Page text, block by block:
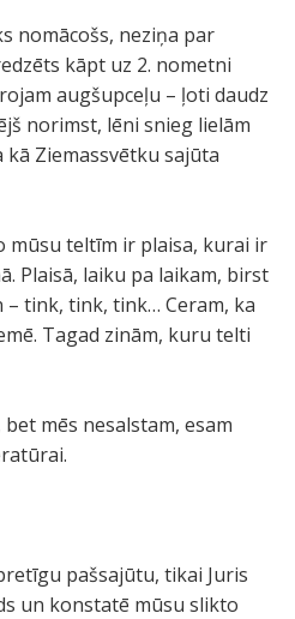
nomācošs, neziņa par
kāpt uz 2. nometni
augšupceļu – ļoti daudz
norimst, lēni snieg lielām
Ziemassvētku sajūta
mūsu teltīm ir plaisa, kurai ir
Plaisā, laiku pa laikam, birst
tink, tink, tink… Ceram, ka
Tagad zinām, kuru telti
mēs nesalstam, esam
pašsajūtu, tikai Juris
un konstatē mūsu slikto